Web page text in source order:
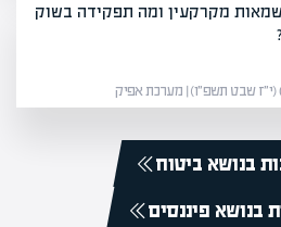
מקרקעין ומה תפקידה בשוק
בנושא ביטוח
בנושא פיננסים